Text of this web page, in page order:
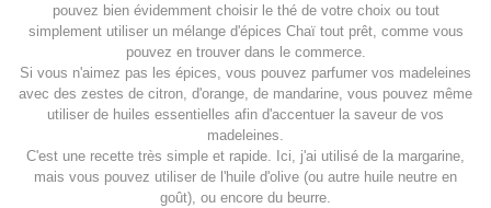
pouvez bien évidemment choisir le thé de votre choix ou tout
simplement utiliser un mélange d'épices Chaï tout prêt, comme vous
pouvez en trouver dans le commerce.
Si vous n'aimez pas les épices, vous pouvez parfumer vos madeleines
avec des zestes de citron, d'orange, de mandarine, vous pouvez même
utiliser de huiles essentielles afin d'accentuer la saveur de vos
madeleines.
C'est une recette très simple et rapide. Ici, j'ai utilisé de la margarine,
mais vous pouvez utiliser de l'huile d'olive (ou autre huile neutre en
goût), ou encore du beurre.